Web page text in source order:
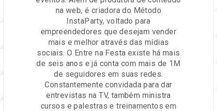
na web, é criadora do Método
InstaParty, voltado para
empreendedores que desejam vender
mais e melhor através das mídias
sociais. O Entre na Festa existe há mais
de seis anos e já conta com mais de 1M
de seguidores em suas redes.
Constantemente convidada para dar
entrevistas na TV, também ministra
cursos e palestras e treinamentos em